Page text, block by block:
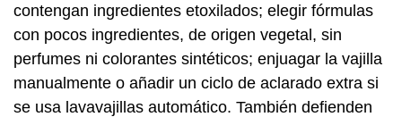
contengan ingredientes etoxilados; elegir fórmulas
con pocos ingredientes, de origen vegetal, sin
perfumes ni colorantes sintéticos; enjuagar la vajilla
manualmente o añadir un ciclo de aclarado extra si
se usa lavavajillas automático. También defienden